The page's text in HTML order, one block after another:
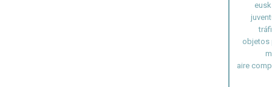
objetos
aire